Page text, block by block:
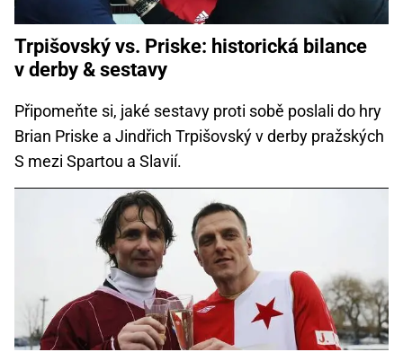
Trpišovský vs. Priske: historická bilance
v derby & sestavy
Připomeňte si, jaké sestavy proti sobě poslali do hry
Brian Priske a Jindřich Trpišovský v derby pražských
S mezi Spartou a Slavií.